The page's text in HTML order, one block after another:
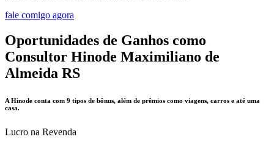
fale comigo agora
Oportunidades de Ganhos como
Consultor Hinode Maximiliano de
Almeida RS
A Hinode conta com 9 tipos de bônus, além de prêmios como viagens, carros e até uma
casa.
Lucro na Revenda